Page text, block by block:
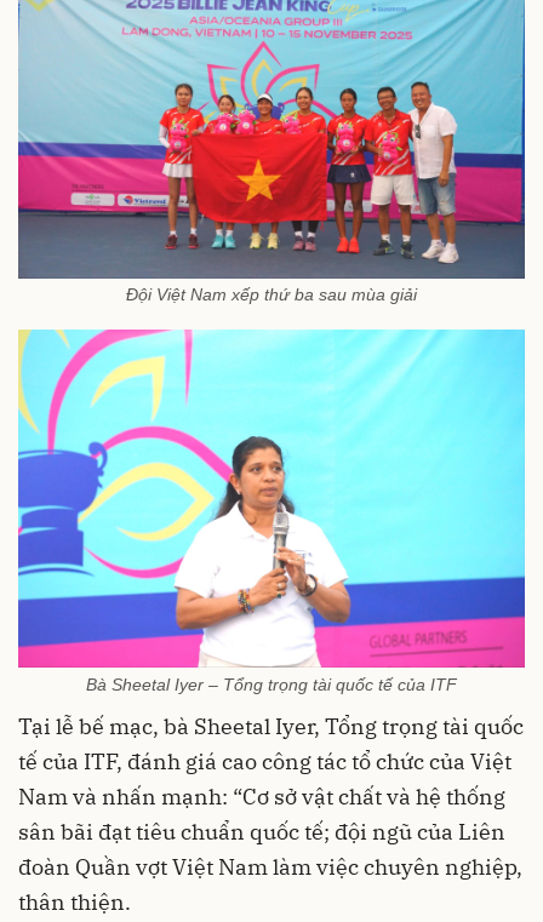
Đội Việt Nam xếp thứ ba sau mùa giải
Bà Sheetal Iyer – Tổng trọng tài quốc tế của ITF
Tại lễ bế mạc, bà Sheetal Iyer, Tổng trọng tài quốc
tế của ITF, đánh giá cao công tác tổ chức của Việt
Nam và nhấn mạnh: “Cơ sở vật chất và hệ thống
sân bãi đạt tiêu chuẩn quốc tế; đội ngũ của Liên
đoàn Quần vợt Việt Nam làm việc chuyên nghiệp,
thân thiện.